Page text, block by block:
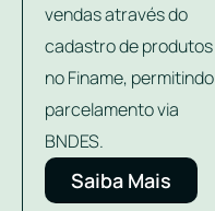
vendas através do
cadastro de produtos
no Finame, permitindo
parcelamento via
BNDES.
Saiba Mais